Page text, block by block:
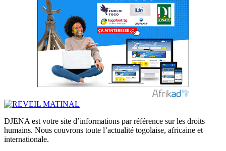
DJENA est votre site d’informations par référence sur les droits
humains. Nous couvrons toute l’actualité togolaise, africaine et
internationale.